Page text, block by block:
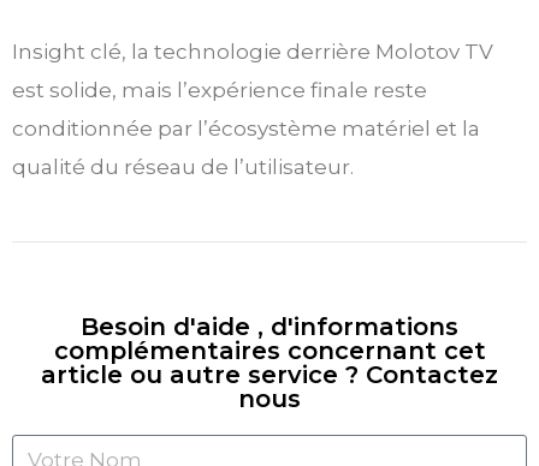
Insight clé, la technologie derrière Molotov TV
est solide, mais l’expérience finale reste
conditionnée par l’écosystème matériel et la
qualité du réseau de l’utilisateur.
Besoin d'aide , d'informations
complémentaires concernant cet
article ou autre service ? Contactez
nous